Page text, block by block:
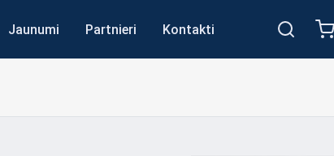
Jaunumi Partnieri Kontakti